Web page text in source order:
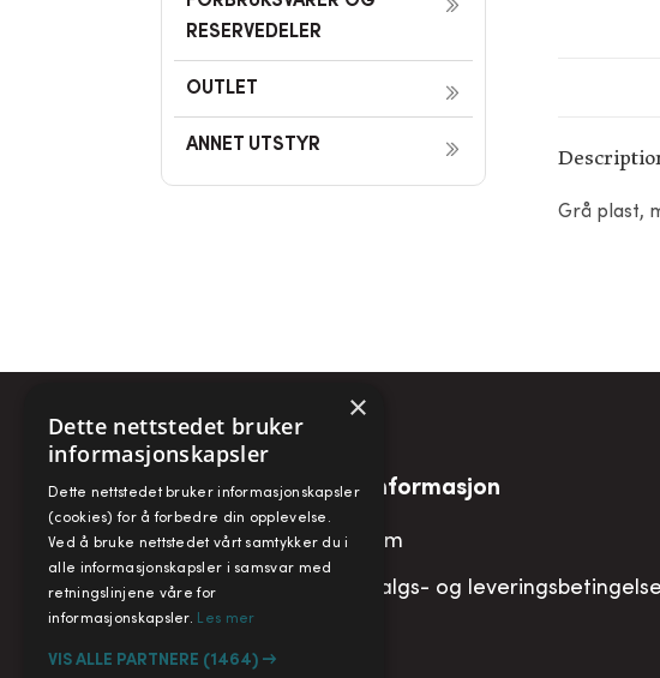
RESERVEDELER
OUTLET
ANNET UTSTYR
Grå plast,
Snarveier
Min konto
Handlekurv
Informasjon
Om
Salgs- og
×
Dette nettstedet bruker
informasjonskapsler
Dette nettstedet bruker informasjonskapsler
(cookies) for å forbedre din opplevelse.
Ved å bruke nettstedet vårt samtykker du i
alle informasjonskapsler i samsvar med
retningslinjene våre for
informasjonskapsler. Les mer
VIS ALLE PARTNERE (1464) →